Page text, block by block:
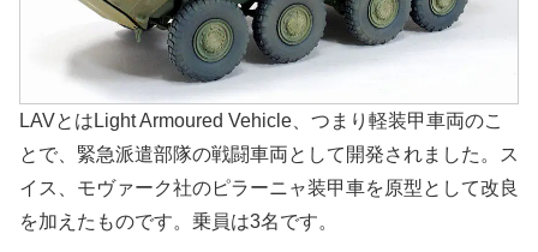
LAVとはLight Armoured Vehicle、つまり軽装甲車両のこ
とで、緊急派遣部隊の戦闘車両として開発されました。ス
イス、モヴァーク社のピラーニャ装甲車を原型として改良
を加えたものです。乗員は3名です。